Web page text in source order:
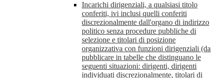
Incarichi dirigenziali, a qualsiasi titolo
conferiti, ivi inclusi quelli conferiti
discrezionalmente dall'organo di indirizzo
politico senza procedure pubbliche di
selezione e titolari di posizione
organizzativa con funzioni dirigenziali (da
pubblicare in tabelle che distinguano le
seguenti situazioni: dirigenti, dirigenti
individuati discrezionalmente, titolari di